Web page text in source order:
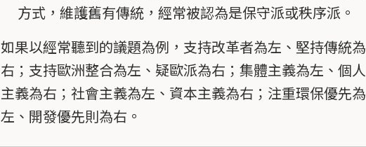
方式，維護舊有傳統，經常被認為是保守派或秩序派。
如果以經常聽到的議題為例，支持改革者為左、堅持傳統為
右；支持歐洲整合為左、疑歐派為右；集體主義為左、個人
主義為右；社會主義為左、資本主義為右；注重環保優先為
左、開發優先則為右。